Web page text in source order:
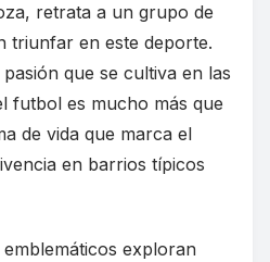
retrata a un grupo de
triunfar en este deporte.
que se cultiva en las
futbol es mucho más que
de vida que marca el
en barrios típicos
exploran